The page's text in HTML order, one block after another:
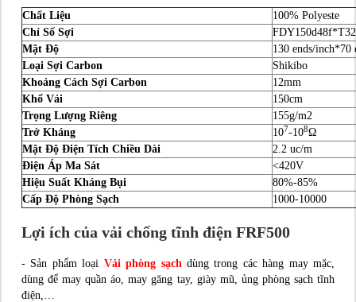
Chất Liệu
100% Polyeste
Chỉ Số Sợi
Mật Độ
130 ends/inch*70
Loại Sợi Carbon
Shikibo
Khoảng Cách Sợi Carbon
12mm
Khổ Vải
150cm
Trọng Lượng Riêng
155g/m2
Trở Kháng
107-108Ω
Mật Độ Điện Tích Chiều Dài
2.2 uc/m
Điện Áp Ma Sát
<420V
Hiệu Suất Kháng Bụi
80%-85%
Cấp Độ Phòng Sạch
1000-10000
Lợi ích của vải chống tĩnh điện FRF500
- Sản phẩm loại Vải phòng sạch dùng trong các hàng may mặc,
dùng để may quần áo, may găng tay, giày mũ, ủng phòng sạch tĩnh
điện,…